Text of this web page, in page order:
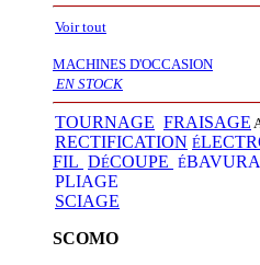
Voir tout
MACHINES D'OCCASION
EN STOCK
TOURNAGE FRAISAGE
RECTIFICATION É
FIL DÉCOUPE É
PLIAGE
SCIAGE
SCOMO